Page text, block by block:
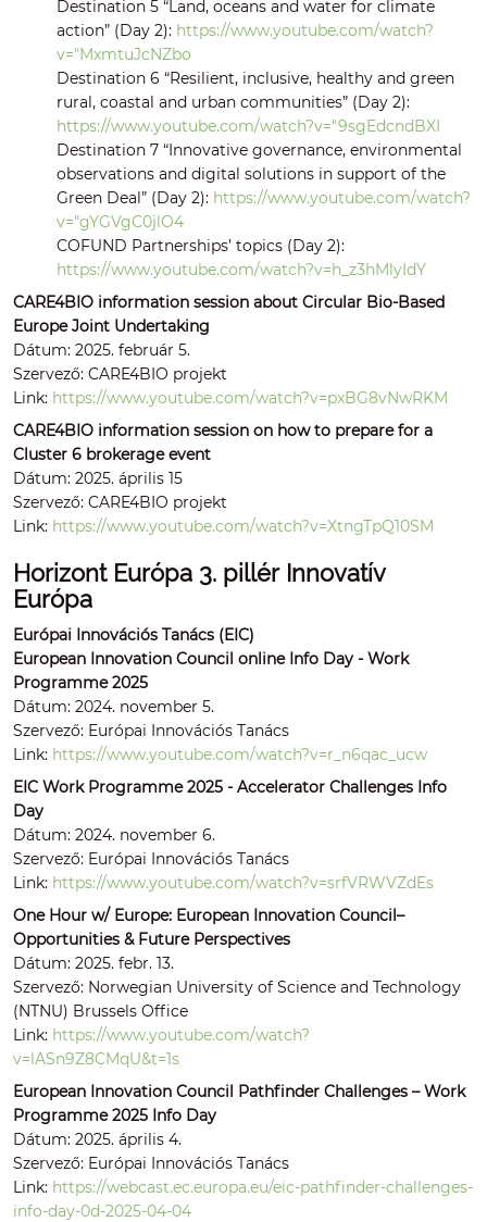
Destination 5 “Land, oceans and water for climate
action” (Day 2): https://www.youtube.com/watch?
v="MxmtuJcNZbo
Destination 6 “Resilient, inclusive, healthy and green
rural, coastal and urban communities” (Day 2):
https://www.youtube.com/watch?v="9sgEdcndBXI
Destination 7 “Innovative governance, environmental
observations and digital solutions in support of the
Green Deal” (Day 2): https://www.youtube.com/watch?
v="gYGVgC0jlO4
COFUND Partnerships’ topics (Day 2):
https://www.youtube.com/watch?v=h_z3hMlyIdY
CARE4BIO information session about Circular Bio-Based
Europe Joint Undertaking
Dátum: 2025. február 5.
Szervező: CARE4BIO projekt
Link: https://www.youtube.com/watch?v=pxBG8vNwRKM
CARE4BIO information session on how to prepare for a
Cluster 6 brokerage event
Dátum: 2025. április 15
Szervező: CARE4BIO projekt
Link: https://www.youtube.com/watch?v=XtngTpQ10SM
Horizont Európa 3. pillér Innovatív
Európa
Európai Innovációs Tanács (EIC)
European Innovation Council online Info Day - Work
Programme 2025
Dátum: 2024. november 5.
Szervező: Európai Innovációs Tanács
Link: https://www.youtube.com/watch?v=r_n6qac_ucw
EIC Work Programme 2025 - Accelerator Challenges Info
Day
Dátum: 2024. november 6.
Szervező: Európai Innovációs Tanács
Link: https://www.youtube.com/watch?v=srfVRWVZdEs
One Hour w/ Europe: European Innovation Council–
Opportunities & Future Perspectives
Dátum: 2025. febr. 13.
Szervező: Norwegian University of Science and Technology
(NTNU) Brussels Office
Link: https://www.youtube.com/watch?
v=lASn9Z8CMqU&t=1s
European Innovation Council Pathfinder Challenges – Work
Programme 2025 Info Day
Dátum: 2025. április 4.
Szervező: Európai Innovációs Tanács
Link: https://webcast.ec.europa.eu/eic-pathfinder-challenges-
info-day-0d-2025-04-04